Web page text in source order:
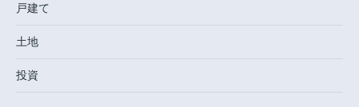
戸建て
土地
投資